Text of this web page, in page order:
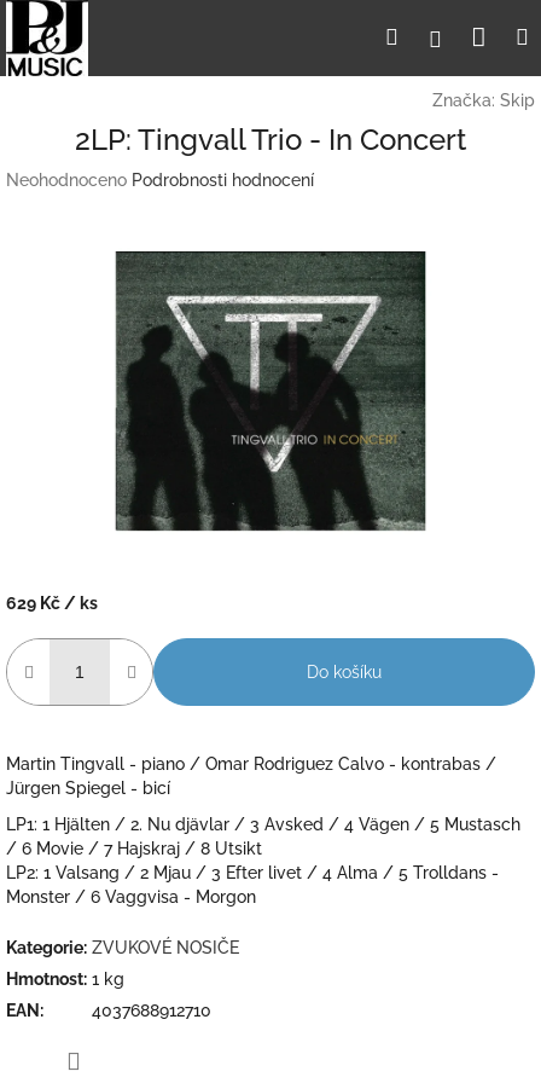
obsah
HledatPřihlášení
Značka: Skip
2LP: Tingvall Trio - In Concert
Průměrné
Neohodnoceno Podrobnosti hodnocení
629 Kč / ks
cena:
Do košíku
Martin Tingvall - piano / Omar Rodriguez Calvo - kontrabas /
Jürgen Spiegel - bicí
LP1: 1 Hjälten / 2. Nu djävlar / 3 Avsked / 4 Vägen / 5 Mustasch
/ 6 Movie / 7 Hajskraj / 8 Utsikt
LP2: 1 Valsang / 2 Mjau / 3 Efter livet / 4 Alma / 5 Trolldans -
Monster / 6 Vaggvisa - Morgon
Kategorie: ZVUKOVÉ NOSIČE
Hmotnost: 1 kg
EAN : 4037688912710